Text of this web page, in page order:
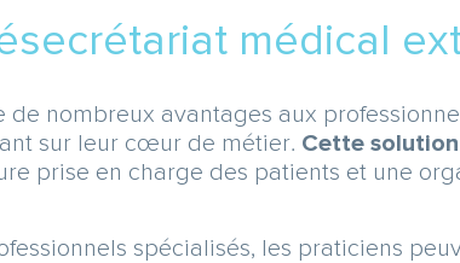
médical
nombreux avantages aux
sur leur cœur de métier. Cette
prise en charge des patients et une
spécialisés, les praticiens